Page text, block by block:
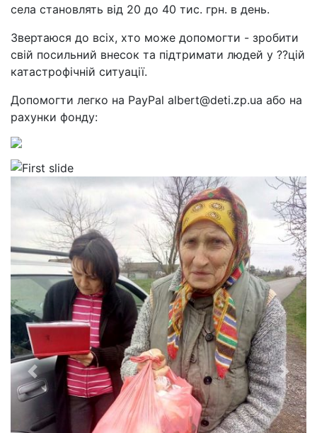
села становлять від 20 до 40 тис. грн. в день.
Звертаюся до всіх, хто може допомогти - зробити
свій посильний внесок та підтримати людей у ??цій
катастрофічній ситуації.
Допомогти легко на PayPal albert@deti.zp.ua або на
рахунки фонду: